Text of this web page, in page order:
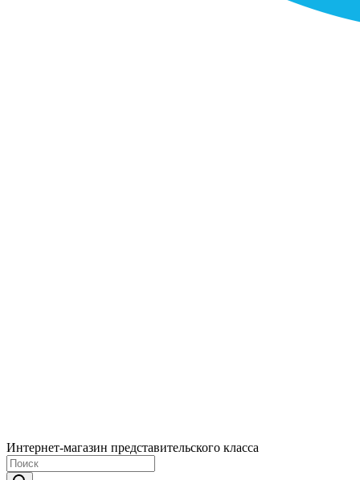
Интернет-магазин представительского класса